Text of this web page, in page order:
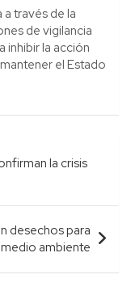
a través de la
de vigilancia
inhibir la acción
el Estado
la crisis
desechos para
ambiente